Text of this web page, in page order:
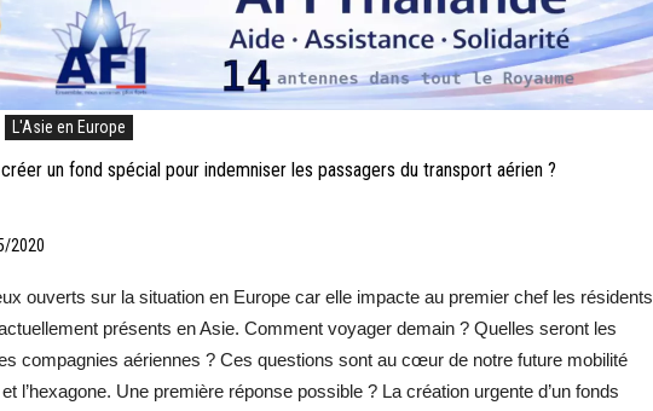
Thaïlande
L'Asie en Europe
créer un fond spécial pour indemniser les passagers du transport aérien ?
2020
ouverts sur la situation en Europe car elle impacte au premier chef les résidents
présents en Asie. Comment voyager demain ? Quelles seront les
compagnies aériennes ? Ces questions sont au cœur de notre future mobilité
l’hexagone. Une première réponse possible ? La création urgente d’un fonds